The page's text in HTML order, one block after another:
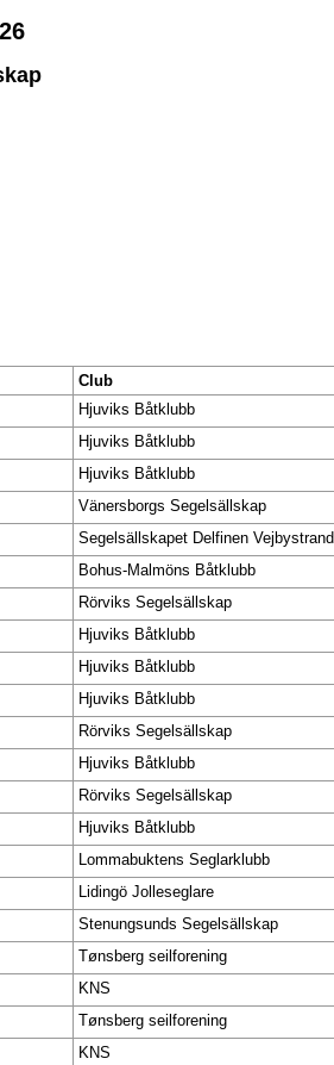
Club
Hjuviks Båtklubb
Hjuviks Båtklubb
Hjuviks Båtklubb
Vänersborgs Segelsällskap
Segelsällskapet Delfinen Vejbystrand
Bohus-Malmöns Båtklubb
Rörviks Segelsällskap
Hjuviks Båtklubb
Hjuviks Båtklubb
Hjuviks Båtklubb
Rörviks Segelsällskap
Hjuviks Båtklubb
Rörviks Segelsällskap
Hjuviks Båtklubb
Lommabuktens Seglarklubb
Lidingö Jolleseglare
Stenungsunds Segelsällskap
Tønsberg seilforening
KNS
Tønsberg seilforening
KNS